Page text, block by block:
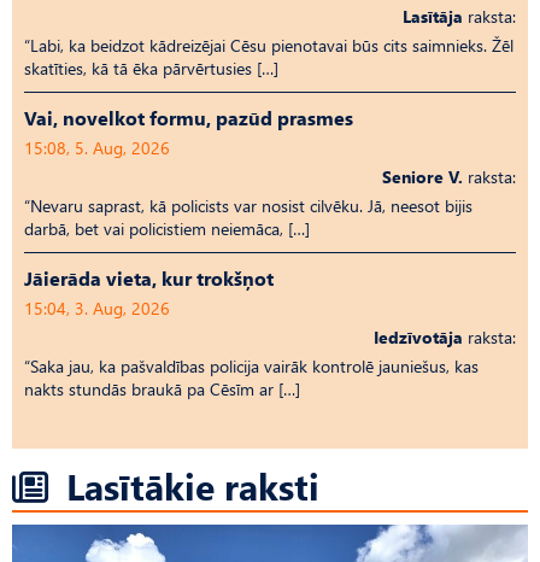
Lasītāja raksta:
“Labi, ka beidzot kādreizējai Cēsu pienotavai būs cits saimnieks. Žēl
skatīties, kā tā ēka pārvērtusies […]
Vai, novelkot formu, pazūd prasmes
15:08, 5. Aug, 2026
Seniore V. raksta:
“Nevaru saprast, kā policists var nosist cilvēku. Jā, neesot bijis
darbā, bet vai policistiem neiemāca, […]
Jāierāda vieta, kur trokšņot
15:04, 3. Aug, 2026
Iedzīvotāja raksta:
“Saka jau, ka pašvaldības policija vairāk kontrolē jauniešus, kas
nakts stundās braukā pa Cēsīm ar […]
Lasītākie raksti